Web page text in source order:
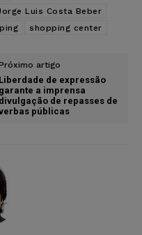
Luis Costa Beber
shopping center
artigo
Liberdade de expressão
garante a imprensa
divulgação de repasses de
públicas